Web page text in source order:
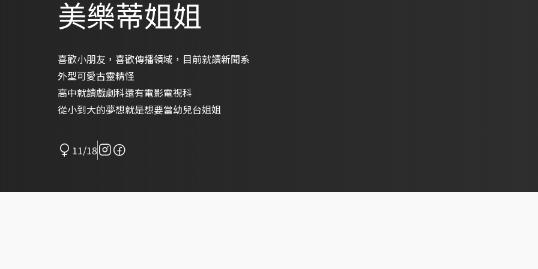
美樂蒂姐姐
喜歡小朋友，喜歡傳播領域，目前就讀新聞系
外型可愛古靈精怪
高中就讀戲劇科還有電影電視科
從小到大的夢想就是想要當幼兒台姐姐
11/18